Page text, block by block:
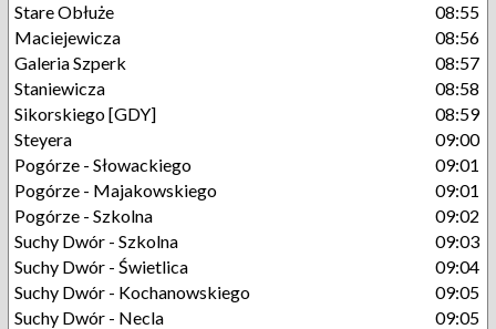
Stare Obłuże
08:55
Maciejewicza
08:56
Galeria Szperk
08:57
Staniewicza
08:58
Sikorskiego [GDY]
08:59
Steyera
09:00
Pogórze - Słowackiego
09:01
Pogórze - Majakowskiego
09:01
Pogórze - Szkolna
09:02
Suchy Dwór - Szkolna
09:03
Suchy Dwór - Świetlica
09:04
Suchy Dwór - Kochanowskiego
09:05
Suchy Dwór - Necla
09:05